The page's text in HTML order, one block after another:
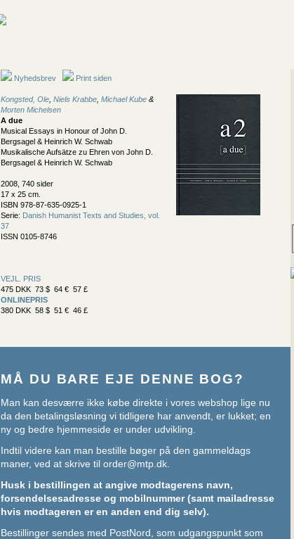
Nyhedsbrev Print siden
Kongsted, Ole Niels Krabbe Michael Kube &
Morten Michelsen
A due
Musical Essays in Honour of John D.
Bergsagel & Heinrich W. Schwab
Musikalische Aufsätze zu Ehren von John D.
Bergsagel & Heinrich W. Schwab
2008, 740 sider
17 x 25 cm.
ISBN 978-87-635-0925-1
Serie: Danish Humanist Texts and Studies, vol.
37
ISSN 0105-8746
VEJL. PRIS
475 DKK 73 $ 64 € 57 £
ONLINEPRIS
380 DKK 58 $ 51 € 46 £
MÅ DU BARE EJE DENNE BOG?
Man kan desværre ikke købe direkte i vores webshop lige nu
da den betalingsløsning vi tidligere har anvendt, er lukket; en
ny og bedre hjemmeside er under udvikling.
Indtil videre kan man bestille bøger på den gammeldags
maner, ved at skrive til order@mtp.dk.
Husk i bestillingen at angive modtagerens navn,
forsendelsesadresse og mobilnummer (samt mailadresse
hvis modtageren er en anden end dig selv).
Bestillinger sendes med PostNord, som udgangspunkt som